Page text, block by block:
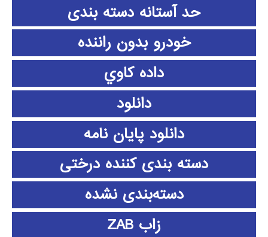
حد آستانه دسته بندی
خودرو بدون راننده
داده كاوي
دانلود
دانلود پايان نامه
دسته بندی کننده درختی
دسته‌بندی نشده
زاب ZAB